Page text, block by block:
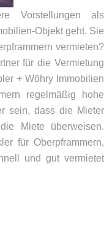
Vorstellungen als
Objekt geht. Sie
vermieten?
für die Vermietung
+ Wöhry Immobilien
regelmäßig hohe
sein, dass die Mieter
Miete überweisen.
für Oberpframmern,
und gut vermietet